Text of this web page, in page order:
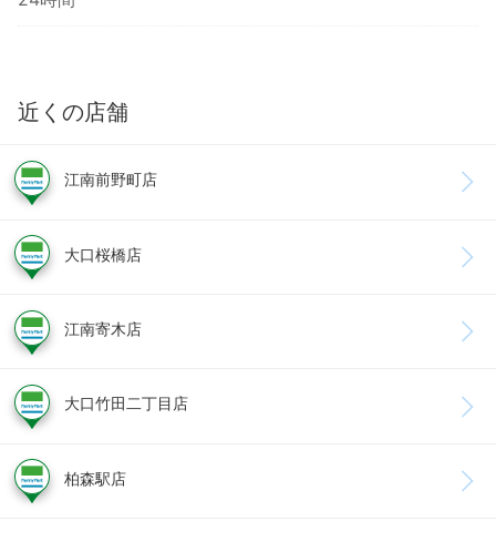
近くの店舗
江南前野町店
大口桜橋店
江南寄木店
大口竹田二丁目店
柏森駅店